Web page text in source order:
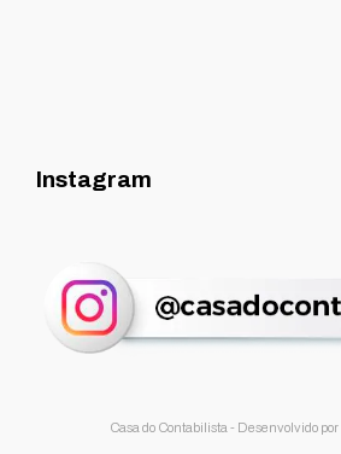
Instagram
Casa do Contabilista - Desenvolvido por